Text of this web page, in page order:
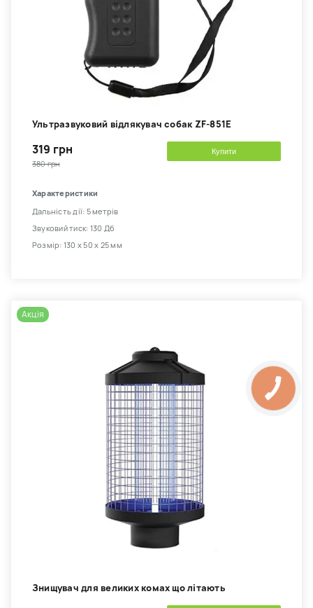
Ультразвуковий відлякувач собак ZF-851E
319 грн
380 грн
Купити
Характеристики
Дальність дії: 5 метрів
Звуковий тиск: 130 Дб
Розмір: 130 х 50 х 25 мм
Акція
Знищувач для великих комах що літають